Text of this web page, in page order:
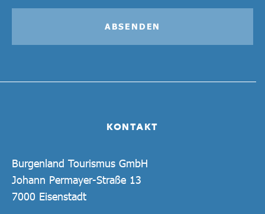
KONTAKT
Burgenland Tourismus GmbH
Johann Permayer-Straße 13
7000 Eisenstadt
ABSENDEN